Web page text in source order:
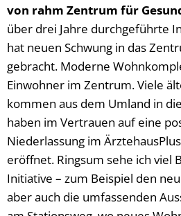
von rahm Zentrum für
über drei Jahre durchgeführte
hat neuen Schwung in das
gebracht. Moderne
Einwohner im Zentrum. Viele
kommen aus dem Umland in
haben im Vertrauen auf eine
Niederlassung im
eröffnet. Ringsum sehe ich viel
Initiative – zum Beispiel den
aber auch die umfassenden